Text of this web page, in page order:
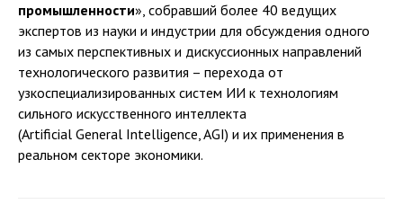
промышленности», собравший более 40 ведущих
экспертов из науки и индустрии для обсуждения одного
из самых перспективных и дискуссионных направлений
технологического развития – перехода от
узкоспециализированных систем ИИ к технологиям
сильного искусственного интеллекта
(Artificial General Intelligence, AGI) и их применения в
реальном секторе экономики.